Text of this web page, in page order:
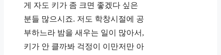
게 자도 키가 좀 크면 좋겠다 싶은
분들 많으시죠. 저도 학창시절에 공
부하느라 밤을 새우는 일이 많아서,
키가 안 클까봐 걱정이 이만저만 아